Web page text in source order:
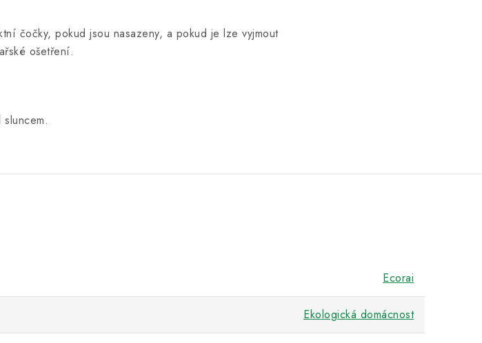
čočky, pokud jsou nasazeny, a pokud je lze vyjmout
ošetření.
Ecorai
Ekologická domácnost